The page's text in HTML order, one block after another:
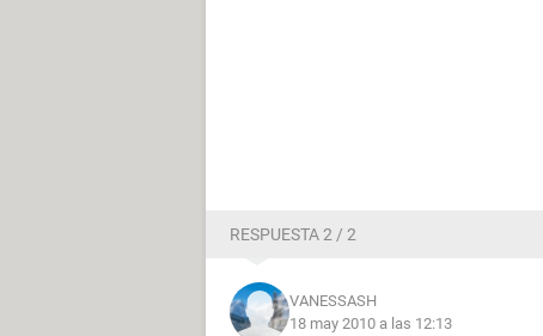
RESPUESTA 2 / 2
VANESSASH
18 may 2010 a las 12:13